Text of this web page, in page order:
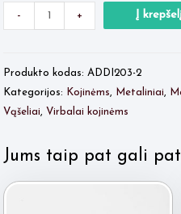
Quantity
-
produkto
crasy
Snake
Nr.2
Quantity
+ Į
Produkto kodas: ADDI203-2
Kategorijos:
Kojinėms, Metaliniai,
Vąšeliai, Virbalai kojinėms
Jums taip pat gali